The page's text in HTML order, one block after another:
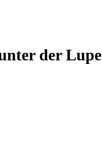
der Lupe